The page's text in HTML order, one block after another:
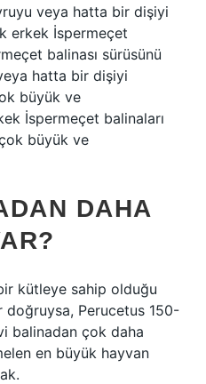
veya hatta bir dişiyi
erkek İspermeçet
balinası sürüsünü
hatta bir dişiyi
büyük ve
İspermeçet balinaları
büyük ve
DAHA
kütleye sahip olduğu
doğruysa, Perucetus 150-
balinadan çok daha
en büyük hayvan